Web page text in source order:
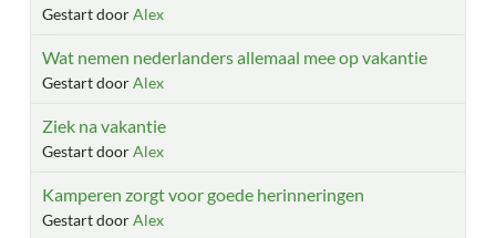
Gestart doorAlex
Wat nemen nederlanders allemaal mee op vakantie
Gestart doorAlex
Ziek na vakantie
Gestart doorAlex
Kamperen zorgt voor goede herinneringen
Gestart doorAlex